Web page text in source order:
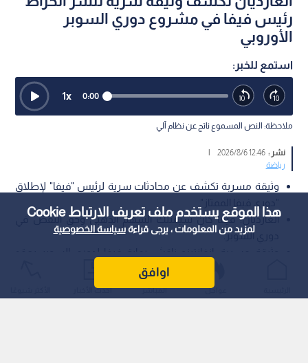
هذا الموقع يستخدم ملف تعريف الارتباط Cookie
لمزيد من المعلومات ، يرجى قراءةسياسة الخصوصية
اوافق
رئيس فيفا في مشروع دوري السوبر
الأوروبي
استمع للخبر:
0:00
1x
ملاحظة: النص المسموع ناتج عن نظام آلي
نشر :12:46 2026/8/6
|
رياضة
وثيقة مسربة تكشف عن محادثات سرية لرئيس "فيفا" لإطلاق
الغارديان: فيفا كان سيمتلك السهم الذهبي وحق النقض في
دوري السوبر.
كشف تقرير استقصائي نشرته صحيفة "ذا غارديان" (The Guardian)
عواجل المباشر أحدث الأخبار